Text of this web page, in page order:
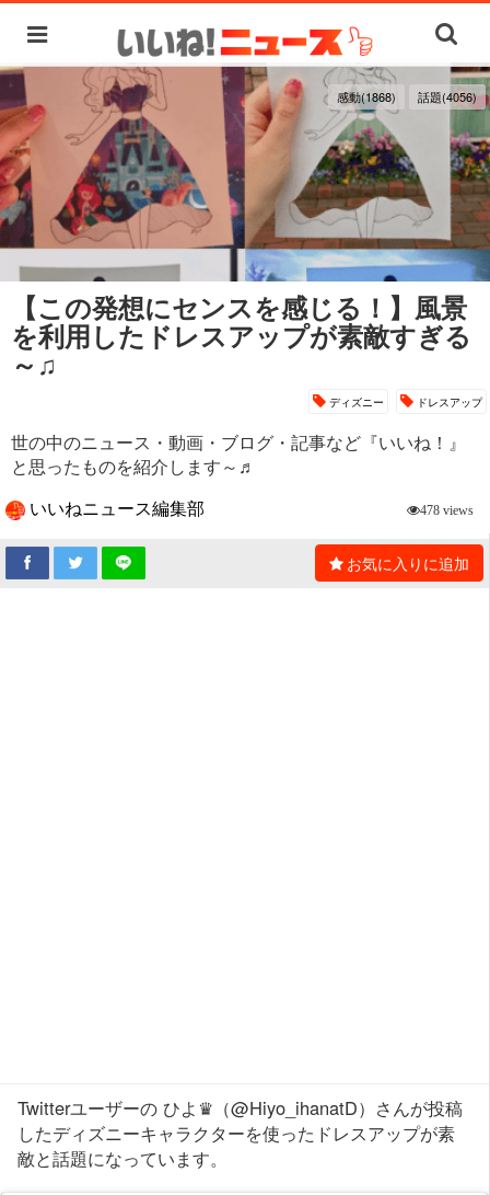
感動(1868) 話題(4056)
【この発想にセンスを感じる！】風景
を利用したドレスアップが素敵すぎる
～♫
ディズニー ドレスアップ
世の中のニュース・動画・ブログ・記事など『いいね！』
と思ったものを紹介します～♬
いいねニュース編集部
478 views
お気に入りに追加
Twitterユーザーの ひよ♛（@Hiyo_ihanatD）さんが投稿
したディズニーキャラクターを使ったドレスアップが素
敵と話題になっています。